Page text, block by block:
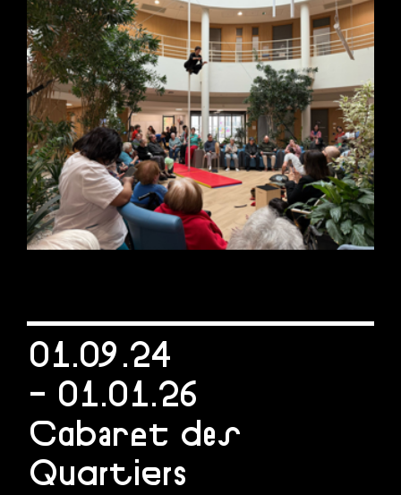
01.09.24
- 01.01.26
Cabaret des
Quartiers